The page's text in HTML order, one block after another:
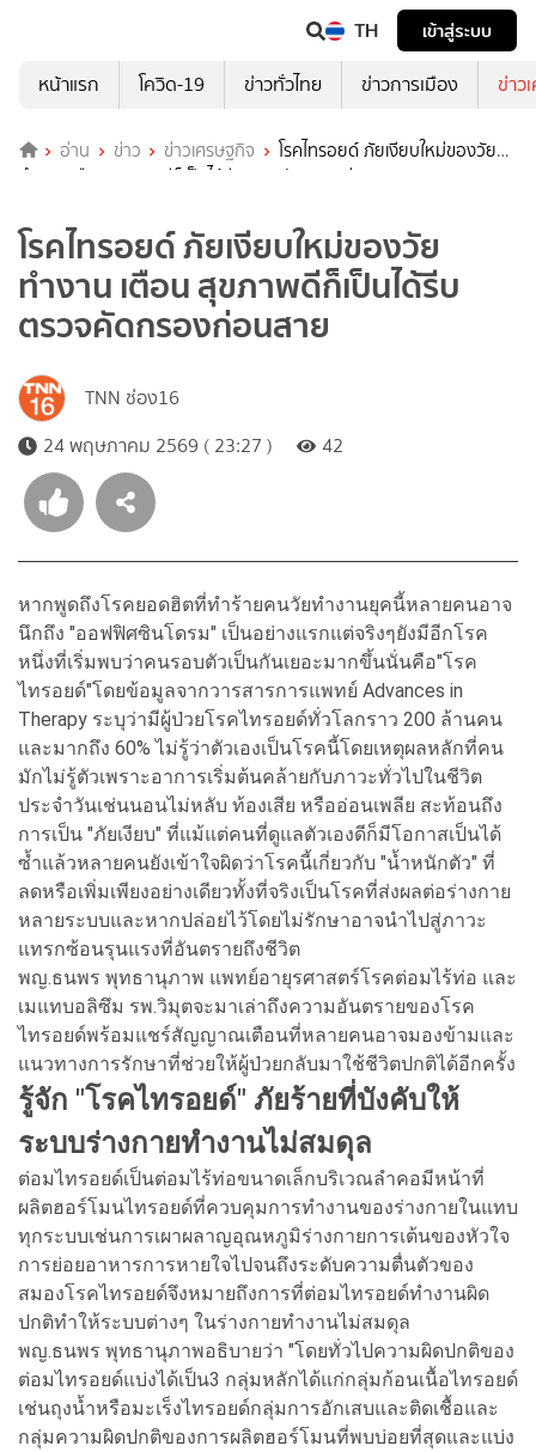
TH
เข้าสู่ระบบ
หน้าแรก
โควิด-19 ข่าวทั่วไทย ข่าวการเมือง ข่าว
อ่าน ข่าว ข่าวเศรษฐกิจ
โรคไทรอยด์ ภัยเงียบใหม่ของวัย
ทำงาน เตือน สุขภาพดีก็เป็นได้รีบตรวจคัดกรองก่อนสาย
โรคไทรอยด์ ภัยเงียบใหม่ของวัย
ทำงาน เตือน สุขภาพดีก็เป็นได้รีบ
ตรวจคัดกรองก่อนสาย
TNN ช่อง16
24 พฤษภาคม 2569 ( 23:27 )
42
หากพูดถึงโรคยอดฮิตที่ทำร้ายคนวัยทำงานยุคนี้หลายคนอาจ
นึกถึง "ออฟฟิศซินโดรม" เป็นอย่างแรกแต่จริงๆยังมีอีกโรค
หนึ่งที่เริ่มพบว่าคนรอบตัวเป็นกันเยอะมากขึ้นนั่นคือ"โรค
ไทรอยด์"โดยข้อมูลจากวารสารการแพทย์ Advances in
Therapy ระบุว่ามีผู้ป่วยโรคไทรอยด์ทั่วโลกราว 200 ล้านคน
และมากถึง 60% ไม่รู้ว่าตัวเองเป็นโรคนี้โดยเหตุผลหลักที่คน
มักไม่รู้ตัวเพราะอาการเริ่มต้นคล้ายกับภาวะทั่วไปในชีวิต
ประจำวันเช่นนอนไม่หลับ ท้องเสีย หรืออ่อนเพลีย สะท้อนถึง
การเป็น "ภัยเงียบ" ที่แม้แต่คนที่ดูแลตัวเองดีก็มีโอกาสเป็นได้
ซ้ำแล้วหลายคนยังเข้าใจผิดว่าโรคนี้เกี่ยวกับ "น้ำหนักตัว" ที่
ลดหรือเพิ่มเพียงอย่างเดียวทั้งที่จริงเป็นโรคที่ส่งผลต่อร่างกาย
หลายระบบและหากปล่อยไว้โดยไม่รักษาอาจนำไปสู่ภาวะ
แทรกซ้อนรุนแรงที่อันตรายถึงชีวิต
พญ.ธนพร พุทธานุภาพ แพทย์อายุรศาสตร์โรคต่อมไร้ท่อ และ
เมแทบอลิซึม รพ.วิมุตจะมาเล่าถึงความอันตรายของโรค
ไทรอยด์พร้อมแชร์สัญญาณเตือนที่หลายคนอาจมองข้ามและ
แนวทางการรักษาที่ช่วยให้ผู้ป่วยกลับมาใช้ชีวิตปกติได้อีกครั้ง
รู้จัก "โรคไทรอยด์" ภัยร้ายที่บังคับให้
ระบบร่างกายทำงานไม่สมดุล
ต่อมไทรอยด์เป็นต่อมไร้ท่อขนาดเล็กบริเวณลำคอมีหน้าที่
ผลิตฮอร์โมนไทรอยด์ที่ควบคุมการทำงานของร่างกายในแทบ
ทุกระบบเช่นการเผาผลาญอุณหภูมิร่างกายการเต้นของหัวใจ
การย่อยอาหารการหายใจไปจนถึงระดับความตื่นตัวของ
สมองโรคไทรอยด์จึงหมายถึงการที่ต่อมไทรอยด์ทำงานผิด
ปกติทำให้ระบบต่างๆ ในร่างกายทำงานไม่สมดุล
พญ.ธนพร พุทธานุภาพอธิบายว่า "โดยทั่วไปความผิดปกติของ
ต่อมไทรอยด์แบ่งได้เป็น3 กลุ่มหลักได้แก่กลุ่มก้อนเนื้อไทรอยด์
เช่นถุงน้ำหรือมะเร็งไทรอยด์กลุ่มการอักเสบและติดเชื้อและ
กลุ่มความผิดปกติของการผลิตฮอร์โมนที่พบบ่อยที่สุดและแบ่ง